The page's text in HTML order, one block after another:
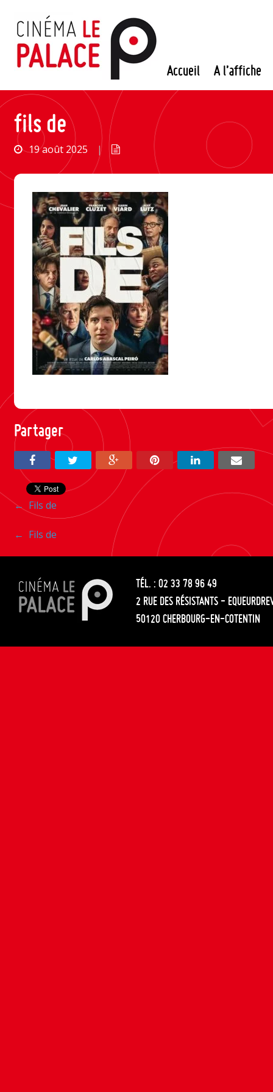
contenu
Accueil A l’affiche
fils de
19 août 2025 |
Partager
Navigation
entre
les
articles
← Fils de
Navigation
entre
les
articles
← Fils de
TÉL. : 02 33 78 96 49
2 RUE DES RÉSISTANTS -
50120 CHERBOURG-EN-COTENTIN